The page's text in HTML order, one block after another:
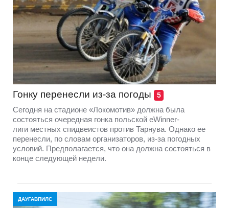
Гонку перенесли из-за погоды 5
Сегодня на стадионе «Локомотив» должна была
состояться очередная гонка польской eWinner-
лиги местных спидвеистов против Тарнува. Однако ее
перенесли, по словам организаторов, из-за погодных
условий. Предполагается, что она должна состояться в
конце следующей недели.
ДАУГАВПИЛС